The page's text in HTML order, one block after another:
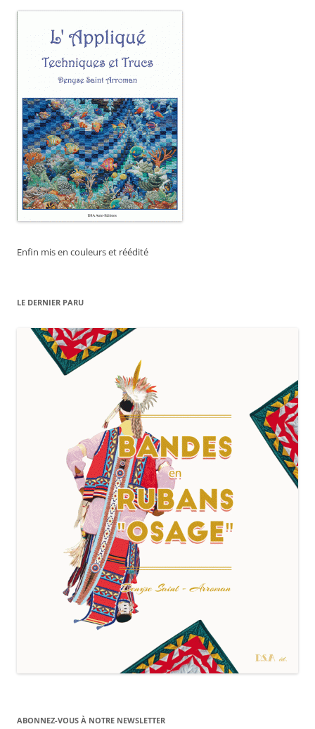
Enfin mis en couleurs et réédité
LE DERNIER PARU
ABONNEZ-VOUS À NOTRE NEWSLETTER